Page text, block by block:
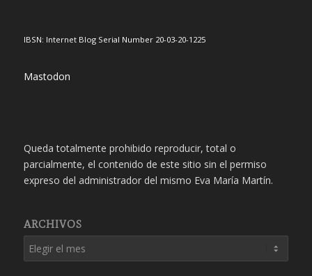
IBSN: Internet Blog Serial Number 20-03-20-1225
Mastodon
Queda totalmente prohibido reproducir, total o
parcialmente, el contenido de este sitio sin el permiso
expreso del administrador del mismo Eva María Martín.
ARCHIVOS